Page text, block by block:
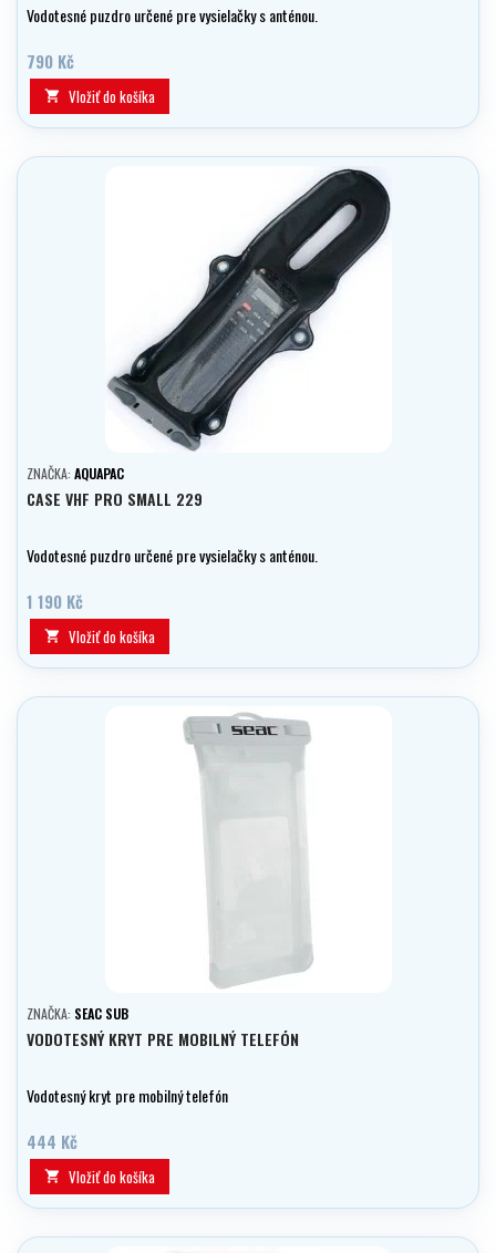
Vodotesné puzdro určené pre vysielačky s anténou.
790 Kč
 Vložiť do košíka
ZNAČKA: AQUAPAC
CASE VHF PRO SMALL 229
Vodotesné puzdro určené pre vysielačky s anténou.
1 190 Kč
 Vložiť do košíka
ZNAČKA: SEAC SUB
VODOTESNÝ KRYT PRE MOBILNÝ TELEFÓN
Vodotesný kryt pre mobilný telefón
444 Kč
 Vložiť do košíka